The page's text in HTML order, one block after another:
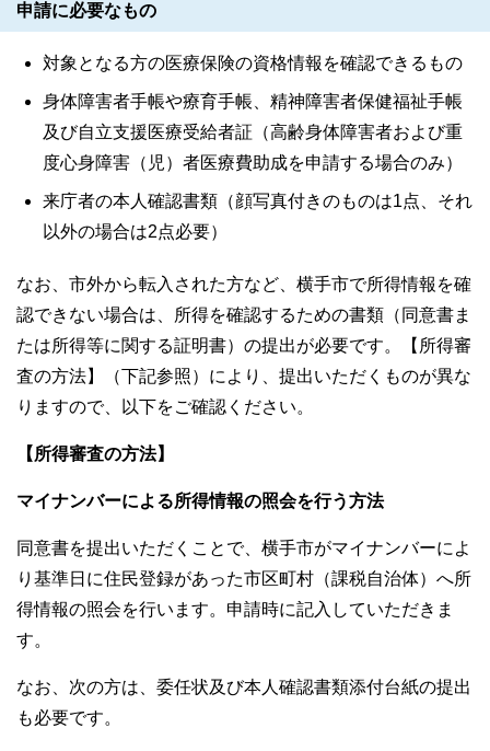
申請に必要なもの
対象となる方の医療保険の資格情報を確認できるもの
身体障害者手帳や療育手帳、精神障害者保健福祉手帳
及び自立支援医療受給者証（高齢身体障害者および重
度心身障害（児）者医療費助成を申請する場合のみ）
来庁者の本人確認書類（顔写真付きのものは1点、それ
以外の場合は2点必要）
なお、市外から転入された方など、横手市で所得情報を確
認できない場合は、所得を確認するための書類（同意書ま
たは所得等に関する証明書）の提出が必要です。【所得審
査の方法】（下記参照）により、提出いただくものが異な
りますので、以下をご確認ください。
【所得審査の方法】
マイナンバーによる所得情報の照会を行う方法
同意書を提出いただくことで、横手市がマイナンバーによ
り基準日に住民登録があった市区町村（課税自治体）へ所
得情報の照会を行います。申請時に記入していただきま
す。
なお、次の方は、委任状及び本人確認書類添付台紙の提出
も必要です。